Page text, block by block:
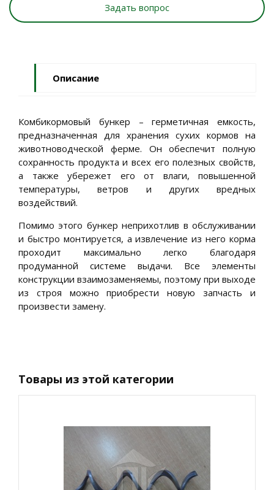
Задать вопрос
Описание
Комбикормовый бункер – герметичная емкость,
предназначенная для хранения сухих кормов на
животноводческой ферме. Он обеспечит полную
сохранность продукта и всех его полезных свойств,
а также убережет его от влаги, повышенной
температуры, ветров и других вредных
воздействий.
Помимо этого бункер неприхотлив в обслуживании
и быстро монтируется, а извлечение из него корма
проходит максимально легко благодаря
продуманной системе выдачи. Все элементы
конструкции взаимозаменяемы, поэтому при выходе
из строя можно приобрести новую запчасть и
произвести замену.
Товары из этой категории